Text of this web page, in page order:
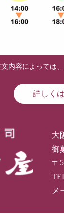
内容によっては
詳しく
大
御
〒
メ